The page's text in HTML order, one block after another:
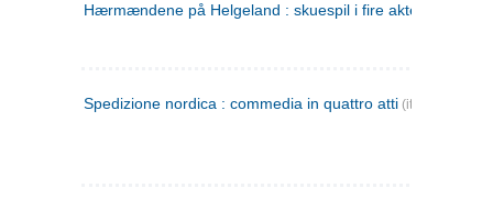
Hærmændene på Helgeland : skuespil i fire akter
Spedizione nordica : commedia in quattro atti (italiensk)